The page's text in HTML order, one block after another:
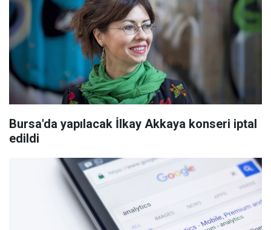
Bursa'da yapılacak İlkay Akkaya konseri iptal
edildi